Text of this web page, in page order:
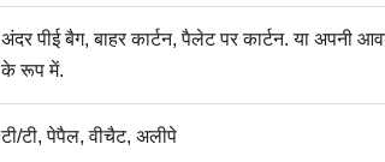
अंदर पीई बैग, बाहर कार्टन, पैलेट पर कार्टन. या अपनी
के रूप में.
टी/टी, पेपैल, वीचैट, अलीपे